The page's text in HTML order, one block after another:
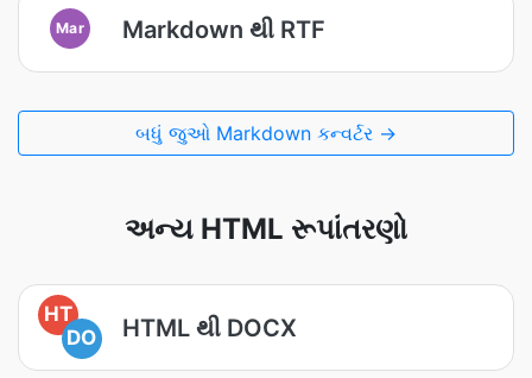
Mar Markdown થી RTF
બધું જુઓ Markdown કન્વર્ટર →
અન્ય HTML રૂપાંતરણો
HT
DO
HTML થી DOCX